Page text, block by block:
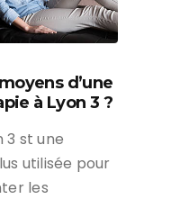
d’une
à Lyon 3 ?
3 st une
utilisée pour
les